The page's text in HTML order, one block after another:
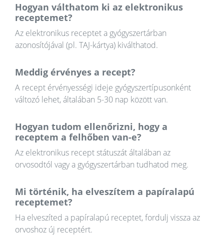
Hogyan válthatom ki az elektronikus
receptemet?
Az elektronikus receptet a gyógyszertárban
azonosítójával (pl. TAJ-kártya) kiválthatod.
Meddig érvényes a recept?
A recept érvényességi ideje gyógyszertípusonként
változó lehet, általában 5-30 nap között van.
Hogyan tudom ellenőrizni, hogy a
receptem a felhőben van-e?
Az elektronikus recept státuszát általában az
orvosodtól vagy a gyógyszertárban tudhatod meg.
Mi történik, ha elveszítem a papíralapú
receptemet?
Ha elveszíted a papíralapú receptet, fordulj vissza az
orvoshoz új receptért.